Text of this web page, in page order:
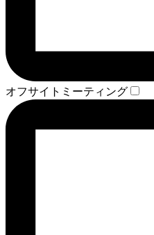
オフサイトミーティング